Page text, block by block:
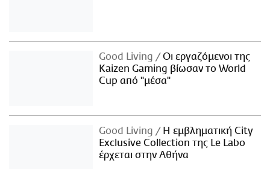
Good Living
Οι εργαζόμενοι της
Kaizen Gaming βίωσαν το World
Cup από "μέσα"
Good Living
Η εμβληματική City
Exclusive Collection της Le Labo
έρχεται στην Αθήνα